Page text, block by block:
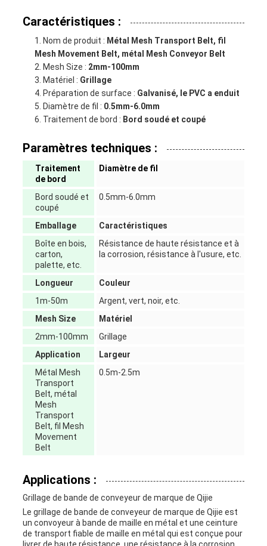
Caractéristiques :
Nom de produit : Métal Mesh Transport Belt, fil
Mesh Movement Belt, métal Mesh Conveyor Belt
Mesh Size : 2mm-100mm
Matériel : Grillage
Préparation de surface : Galvanisé, le PVC a enduit
Diamètre de fil : 0.5mm-6.0mm
Traitement de bord : Bord soudé et coupé
Paramètres techniques :
Traitement
de bord
Diamètre de fil
Bord soudé et
coupé
0.5mm-6.0mm
Emballage
Caractéristiques
Boîte en bois,
carton,
palette, etc.
Résistance de haute résistance et à
la corrosion, résistance à l'usure, etc.
Longueur
Couleur
1m-50m
Argent, vert, noir, etc.
Mesh Size
Matériel
2mm-100mm
Grillage
Application
Largeur
Métal Mesh
Transport
Belt, métal
Mesh
Transport
Belt, fil Mesh
Movement
Belt
0.5m-2.5m
Applications :
Grillage de bande de conveyeur de marque de Qijie
Le grillage de bande de conveyeur de marque de Qijie est
un convoyeur à bande de maille en métal et une ceinture
de transport fiable de maille en métal qui est conçue pour